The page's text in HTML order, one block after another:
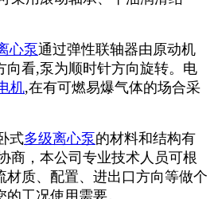
心泵通过弹性联轴器由原动机
向看,泵为顺时针方向旋转。电
机,在有可燃易爆气体的场合采
式多级离心泵的材料和结构有
商，本公司专业技术人员可根
材质、配置、进出口方向等做个